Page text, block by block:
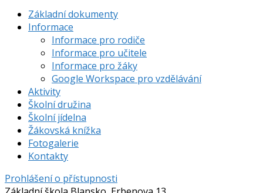
Základní dokumenty
Informace
Informace pro rodiče
Informace pro učitele
Informace pro žáky
Google Workspace pro vzdělávání
Aktivity
Školní družina
Školní jídelna
Žákovská knížka
Fotogalerie
Kontakty
Prohlášení o přístupnosti